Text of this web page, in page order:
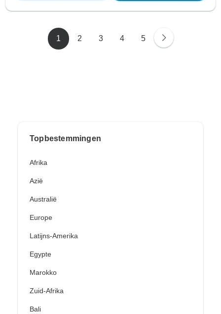
1 2 3 4 5
Topbestemmingen
Afrika
Azië
Australië
Europe
Latijns-Amerika
Egypte
Marokko
Zuid-Afrika
Bali